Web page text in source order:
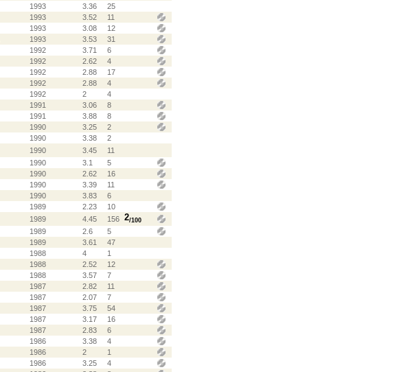
1993 3.36
25
1993 3.52
11
1993 3.08
12
1993 3.53
31
1992 3.71
6
1992 2.62
4
1992 2.88
17
1992 2.88
4
1992 2
4
1991 3.06
8
1991 3.88
8
1990 3.25
2
1990 3.38
2
1990 3.45
11
1990 3.1
5
1990 2.62
16
1990 3.39
11
1990 3.83
6
1989 2.23
10
1989 4.45 156 2/100
1989 2.6
5
1989 3.61
47
1988 4
1
1988 2.52
12
1988 3.57
7
1987 2.82
11
1987 2.07
7
1987 3.75
54
1987 3.17
16
1987 2.83
6
1986 3.38
4
1986 2
1
1986 3.25
4